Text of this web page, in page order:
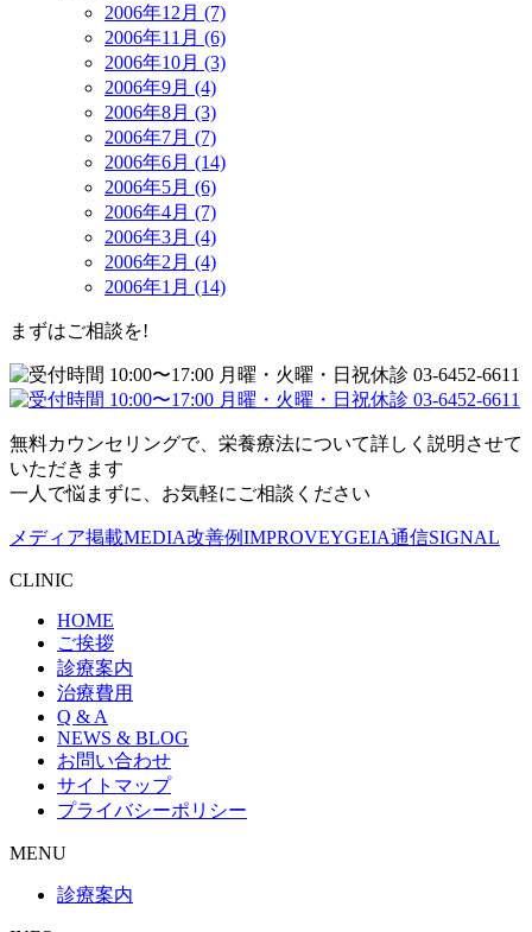
2006年12月 (7)
2006年11月 (6)
2006年10月 (3)
2006年9月 (4)
2006年8月 (3)
2006年7月 (7)
2006年6月 (14)
2006年5月 (6)
2006年4月 (7)
2006年3月 (4)
2006年2月 (4)
2006年1月 (14)
まずはご相談を!
無料カウンセリングで、栄養療法について詳しく説明させて
いただきます
一人で悩まずに、お気軽にご相談ください
メディア掲載MEDIA改善例IMPROVEYGEIA通信SIGNAL
CLINIC
HOME
ご挨拶
診療案内
治療費用
Q & A
NEWS & BLOG
お問い合わせ
サイトマップ
プライバシーポリシー
MENU
診療案内